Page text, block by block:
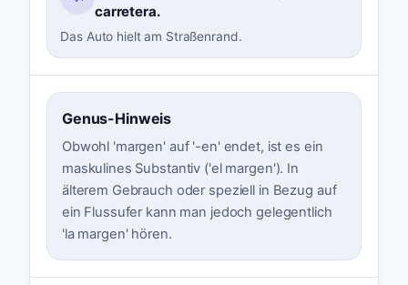
carretera.
Das Auto hielt am Straßenrand.
Genus-Hinweis
Obwohl 'margen' auf '-en' endet, ist es ein
maskulines Substantiv ('el margen'). In
älterem Gebrauch oder speziell in Bezug auf
ein Flussufer kann man jedoch gelegentlich
'la margen' hören.